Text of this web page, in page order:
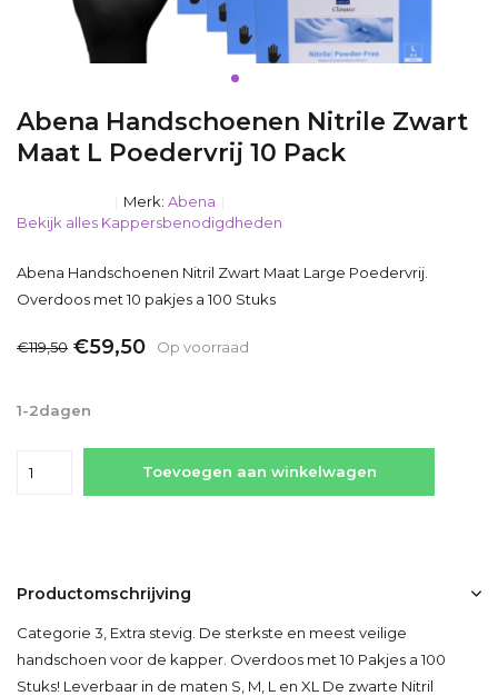
Abena Handschoenen Nitrile Zwart
Maat L Poedervrij 10 Pack
Merk: Abena
Bekijk alles Kappersbenodigdheden
Abena Handschoenen Nitril Zwart Maat Large Poedervrij.
Overdoos met 10 pakjes a 100 Stuks
€119,50 €59,50 Op voorraad
1-2dagen
Toevoegen aan winkelwagen
Productomschrijving
Categorie 3, Extra stevig. De sterkste en meest veilige
handschoen voor de kapper. Overdoos met 10 Pakjes a 100
Stuks! Leverbaar in de maten S, M, L en XL De zwarte Nitril